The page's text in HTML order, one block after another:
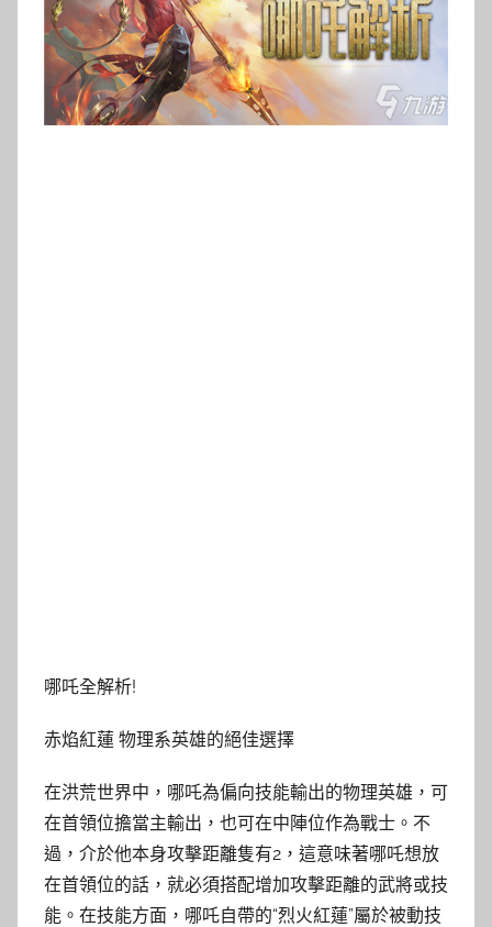
哪吒全解析!
赤焰紅蓮 物理系英雄的絕佳選擇
在洪荒世界中，哪吒為偏向技能輸出的物理英雄，可
在首領位擔當主輸出，也可在中陣位作為戰士。不
過，介於他本身攻擊距離隻有2，這意味著哪吒想放
在首領位的話，就必須搭配增加攻擊距離的武將或技
能。在技能方面，哪吒自帶的“烈火紅蓮”屬於被動技